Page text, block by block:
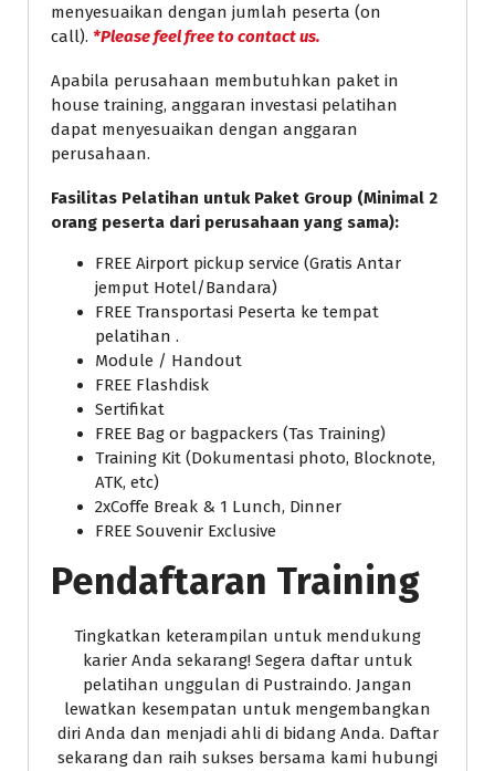
menyesuaikan dengan jumlah peserta (on
call). *Please feel free to contact us.
Apabila perusahaan membutuhkan paket in
house training, anggaran investasi pelatihan
dapat menyesuaikan dengan anggaran
perusahaan.
Fasilitas Pelatihan untuk Paket Group (Minimal 2
orang peserta dari perusahaan yang sama):
FREE Airport pickup service (Gratis Antar
jemput Hotel/Bandara)
FREE Transportasi Peserta ke tempat
pelatihan .
Module / Handout
FREE Flashdisk
Sertifikat
FREE Bag or bagpackers (Tas Training)
Training Kit (Dokumentasi photo, Blocknote,
ATK, etc)
2xCoffe Break & 1 Lunch, Dinner
FREE Souvenir Exclusive
Pendaftaran Training
Tingkatkan keterampilan untuk mendukung
karier Anda sekarang! Segera daftar untuk
pelatihan unggulan di Pustraindo. Jangan
lewatkan kesempatan untuk mengembangkan
diri Anda dan menjadi ahli di bidang Anda. Daftar
sekarang dan raih sukses bersama kami hubungi